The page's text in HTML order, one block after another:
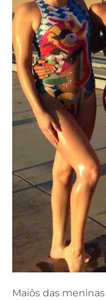
Maiôs das